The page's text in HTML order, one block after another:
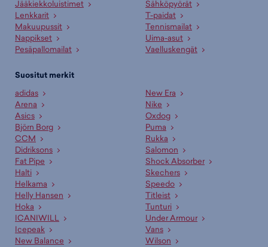
Jääkiekkoluistimet
Lenkkarit
Makuupussit
Nappikset
Pesäpallomailat
Sähköpyörät
T-paidat
Tennismailat
Uima-asut
Vaelluskengät
Suositut merkit
adidas
Arena
Asics
Björn Borg
CCM
Didriksons
Fat Pipe
Halti
Helkama
Helly Hansen
Hoka
ICANIWILL
Icepeak
New Balance
New Era
Nike
Oxdog
Puma
Rukka
Salomon
Shock Absorber
Skechers
Speedo
Titleist
Tunturi
Under Armour
Vans
Wilson